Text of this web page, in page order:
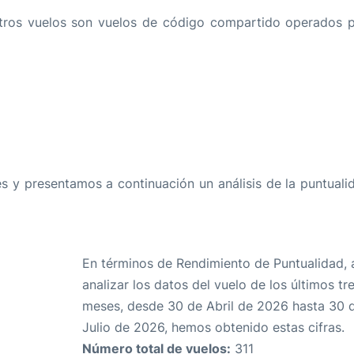
vuelos son vuelos de código compartido operados
y presentamos a continuación un análisis de la
En términos de Rendimiento de Puntualidad,
analizar los datos del vuelo de los últimos
meses, desde 30 de Abril de 2026 hasta 30
Julio de 2026, hemos obtenido estas cifras.
Número total de vuelos: 311